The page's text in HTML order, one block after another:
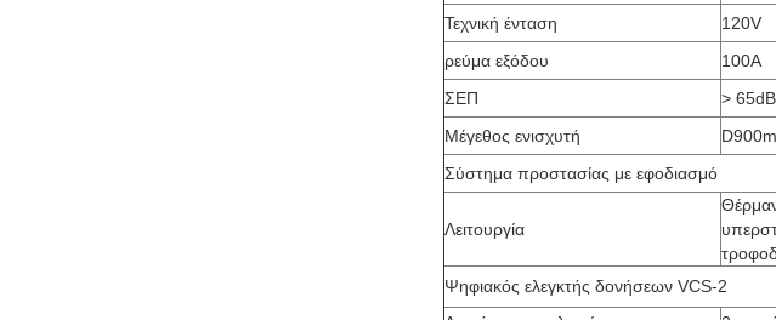
Τεχνική ένταση
120V
ρεύμα εξόδου
100A
ΣΕΠ
> 65dB
Μέγεθος ενισχυτή
Σύστημα προστασίας με εφοδιασμό
Λειτουργία
Ψηφιακός ελεγκτής δονήσεων VCS-2